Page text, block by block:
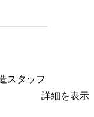
スタッフ
詳細を表示